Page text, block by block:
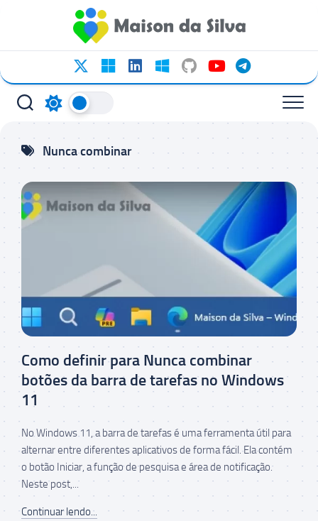
conteúdo
Nunca combinar
Como definir para Nunca combinar
botões da barra de tarefas no Windows
11
No Windows 11, a barra de tarefas é uma ferramenta útil para
alternar entre diferentes aplicativos de forma fácil. Ela contém
o botão Iniciar, a função de pesquisa e área de notificação.
Neste post,...
Continuar lendo...